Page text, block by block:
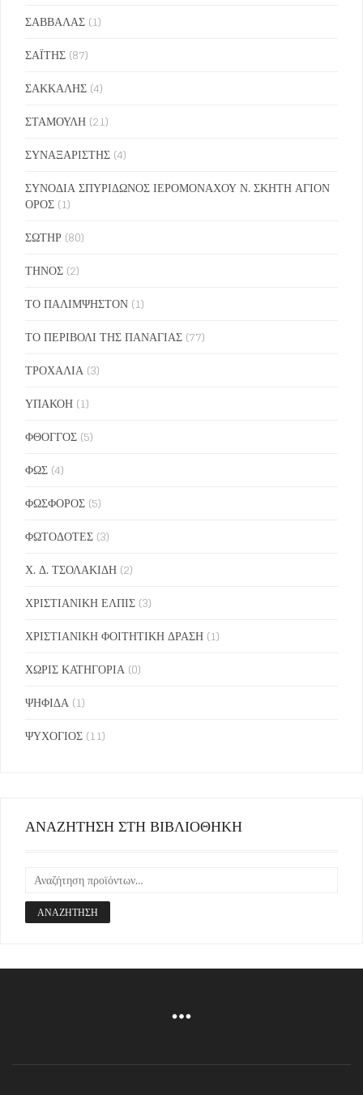
ΣΑΒΒΑΛΑΣ (1)
ΣΑΪΤΗΣ (87)
ΣΑΚΚΑΛΗΣ (4)
ΣΤΑΜΟΥΛΗ (21)
ΣΥΝΑΞΑΡΙΣΤΗΣ (4)
ΣΥΝΟΔΙΑ ΣΠΥΡΙΔΩΝΟΣ ΙΕΡΟΜΟΝΑΧΟΥ Ν. ΣΚΗΤΗ ΑΓΙΟΝ
ΟΡΟΣ (1)
ΣΩΤΗΡ (80)
ΤΗΝΟΣ (2)
ΤΟ ΠΑΛΙΜΨΗΣΤΟΝ (1)
ΤΟ ΠΕΡΙΒΟΛΙ ΤΗΣ ΠΑΝΑΓΙΑΣ (77)
ΤΡΟΧΑΛΙΑ (3)
ΥΠΑΚΟΗ (1)
ΦΘΟΓΓΟΣ (5)
ΦΩΣ (4)
ΦΩΣΦΟΡΟΣ (5)
ΦΩΤΟΔΟΤΕΣ (3)
Χ. Δ. ΤΣΟΛΑΚΙΔΗ (2)
ΧΡΙΣΤΙΑΝΙΚΗ ΕΛΠΙΣ (3)
ΧΡΙΣΤΙΑΝΙΚΗ ΦΟΙΤΗΤΙΚΗ ΔΡΑΣΗ (1)
ΧΩΡΙΣ ΚΑΤΗΓΟΡΙΑ (0)
ΨΗΦΙΔΑ (1)
ΨΥΧΟΓΙΟΣ (11)
ΑΝΑΖΗΤΗΣΗ ΣΤΗ ΒΙΒΛΙΟΘΗΚΗ
ΑΝΑΖΉΤΗΣΗ